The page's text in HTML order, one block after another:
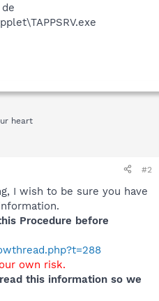
heart
#2
I wish to be sure you have
Procedure before
own risk.
this information so we